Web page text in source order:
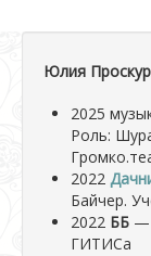
Юлия
2025
Роль:
2022
Байчер.
2022 ББ —
ГИТИСа